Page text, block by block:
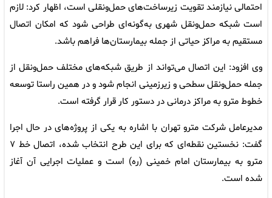
احتمالی نیازمند تقویت زیرساخت‌های حمل‌ونقلی است، اظهار کرد: لازم
است شبکه حمل‌ونقل شهری به‌گونه‌ای طراحی شود که امکان اتصال
مستقیم به مراکز حیاتی از جمله بیمارستان‌ها فراهم باشد.
وی افزود: این اتصال می‌تواند از طریق شبکه‌های مختلف حمل‌ونقل از
جمله حمل‌ونقل سطحی و زیرزمینی انجام شود و در همین راستا توسعه
خطوط مترو به مراکز درمانی در دستور کار قرار گرفته است.
مدیرعامل شرکت مترو تهران با اشاره به یکی از پروژه‌های در حال اجرا
گفت: نخستین نقطه‌ای که برای این طرح انتخاب شده، اتصال خط ۷
مترو به بیمارستان امام خمینی (ره) است و عملیات اجرایی آن آغاز
شده است.